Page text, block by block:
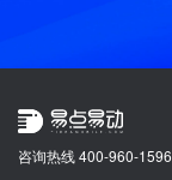
咨询热线 400-960-1596